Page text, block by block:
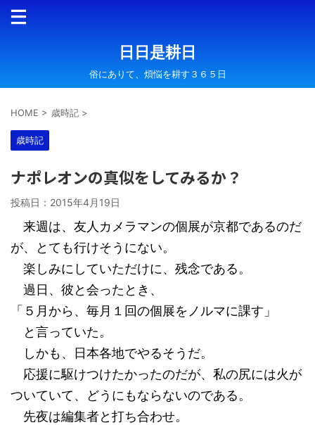
日日是耕日
俗にありて、煩悩を耕す３６５日
HOME > 歳時記 >
歳時記
ナポレオンの真似をしてみるか？
投稿日： 2015年4月19日
来週は、友人カメラマンの個展が京都であるのだ
が、とても行けそうにない。
楽しみにしていただけに、残念である。
過日、彼と会ったとき、
「５月から、毎月１回の個展をノルマに課す」
と言っていた。
しかも、日本各地でやるそうだ。
応援に駆けつけたかったのだが、私の尻には火が
ついていて、どうにもならないのである。
先夜は編集者と打ち合わせ。